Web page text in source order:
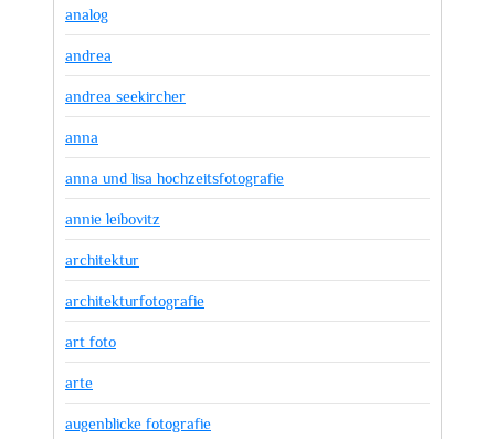
analog
andrea
andrea seekircher
anna
anna und lisa hochzeitsfotografie
annie leibovitz
architektur
architekturfotografie
art foto
arte
augenblicke fotografie